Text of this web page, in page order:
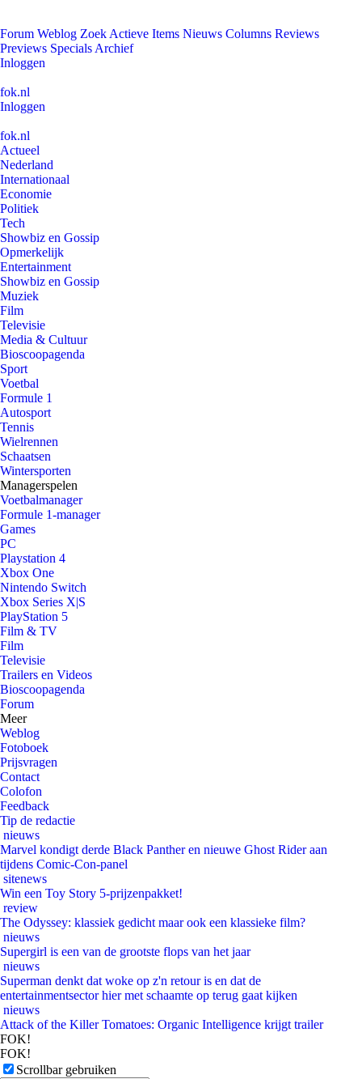
Forum Weblog Zoek Actieve Items Nieuws Columns Reviews
Previews Specials Archief
Inloggen
fok.nl
Inloggen
fok.nl
Actueel
Nederland
Internationaal
Economie
Politiek
Tech
Showbiz en Gossip
Opmerkelijk
Entertainment
Showbiz en Gossip
Muziek
Film
Televisie
Media & Cultuur
Bioscoopagenda
Sport
Voetbal
Formule 1
Autosport
Tennis
Wielrennen
Schaatsen
Wintersporten
Managerspelen
Voetbalmanager
Formule 1-manager
Games
PC
Playstation 4
Xbox One
Nintendo Switch
Xbox Series X|S
PlayStation 5
Film & TV
Film
Televisie
Trailers en Videos
Bioscoopagenda
Forum
Meer
Weblog
Fotoboek
Prijsvragen
Contact
Colofon
Feedback
Tip de redactie
nieuws
Marvel kondigt derde Black Panther en nieuwe Ghost Rider aan
tijdens Comic-Con-panel
sitenews
Win een Toy Story 5-prijzenpakket!
review
The Odyssey: klassiek gedicht maar ook een klassieke film?
nieuws
Supergirl is een van de grootste flops van het jaar
nieuws
Superman denkt dat woke op z'n retour is en dat de
entertainmentsector hier met schaamte op terug gaat kijken
nieuws
Attack of the Killer Tomatoes: Organic Intelligence krijgt trailer
FOK!
FOK!
Scrollbar gebruiken